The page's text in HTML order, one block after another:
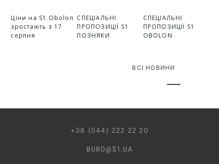
Ціни на S1 Obolon
зростають з 17
серпня
СПЕЦІАЛЬНІ
ПРОПОЗИЦІЇ S1
ПОЗНЯКИ
СПЕЦІАЛЬНІ
ПРОПОЗИЦІЇ S1
OBOLON
ВСІ НОВИНИ
+38 (044) 222 22 20